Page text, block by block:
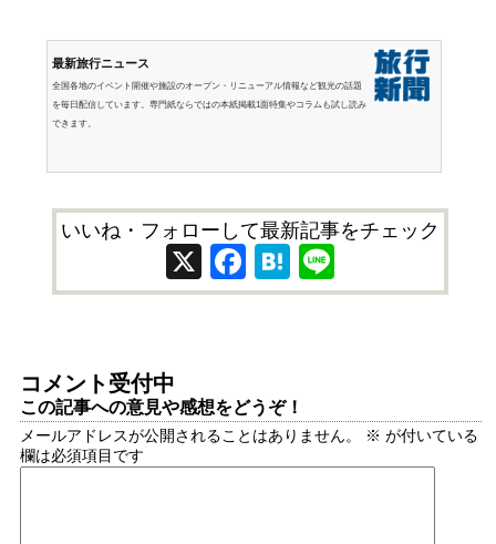
最新旅行ニュース
全国各地のイベント開催や施設のオープン・リニューアル情報など観光の話題
を毎日配信しています。専門紙ならではの本紙掲載1面特集やコラムも試し読み
できます。
いいね・フォローして最新記事をチェック
X Facebook
Hatena
コメント受付中
この記事への意見や感想をどうぞ！
メールアドレスが公開されることはありません。 ※ が付いている
欄は必須項目です